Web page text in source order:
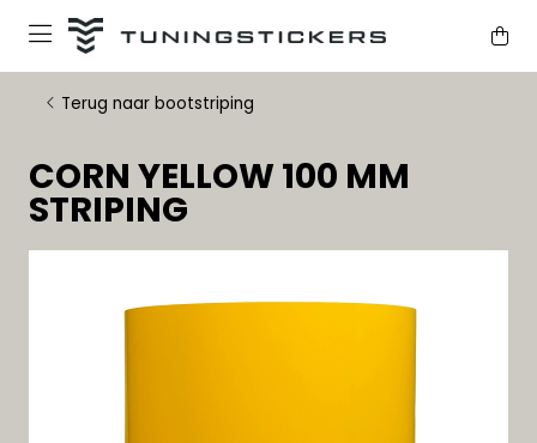
Terug naar bootstriping
CORN YELLOW 100 MM
STRIPING